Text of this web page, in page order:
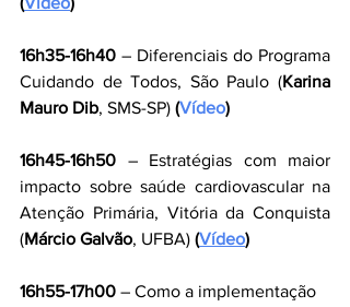
16h35-16h40 – Diferenciais do Programa
Cuidando de Todos, São Paulo (Karina
Mauro Dib, SMS-SP) (Vídeo)
16h45-16h50 – Estratégias com maior
impacto sobre saúde cardiovascular na
Atenção Primária, Vitória da Conquista
(Márcio Galvão, UFBA) (Vídeo)
16h55-17h00 – Como a implementação